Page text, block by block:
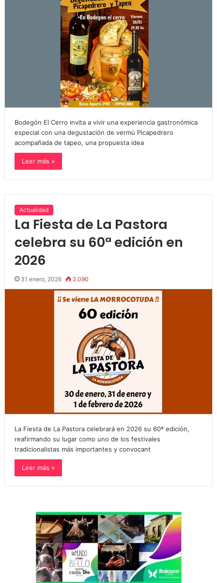
Bodegón El Cerro invita a vivir una experiencia gastronómica
especial con una degustación de vermú Picapedrero
acompañada de tapeo, una propuesta idea
Leer más »
Actualidad
La Fiesta de La Pastora
celebra su 60ª edición en
2026
31 enero, 2026 2.090
La Fiesta de La Pastora celebrará en 2026 su 60ª edición,
reafirmando su lugar como uno de los festivales
tradicionalistas más importantes y convocant
Leer más »